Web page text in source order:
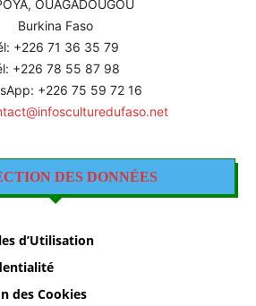
OUAGADOUGOU
Burkina Faso
+226 71 36 35 79
+226 78 55 87 98
+226 75 59 72 16
DES DONNÉES
d’Utilisation
des Cookies